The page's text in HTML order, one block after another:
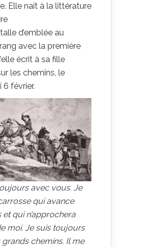
Elle naît à la littérature
d’emblée au
avec la première
écrit à sa fille
les chemins, le
6 février.
avec vous. Je
qui avance
qui n’approchera
moi. Je suis toujours
grands chemins. Il me